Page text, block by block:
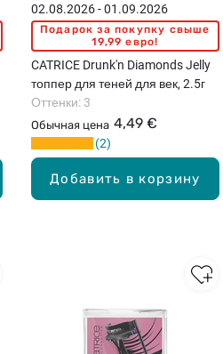
Добавить в корзину
02.08.2026 - 01.09.2026
Подарок за покупку свыше
19,99 евро!
CATRICE Drunk'n Diamonds Jelly
топпер для теней для век, 2.5г
Обычная цена 4,49 €
Оттенки: 3
2